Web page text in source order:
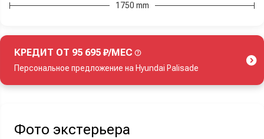
1750 mm
КРЕДИТ ОТ 95 695 ₽/МЕС
Персональное предложение на Hyundai Palisade
Фото экстерьера